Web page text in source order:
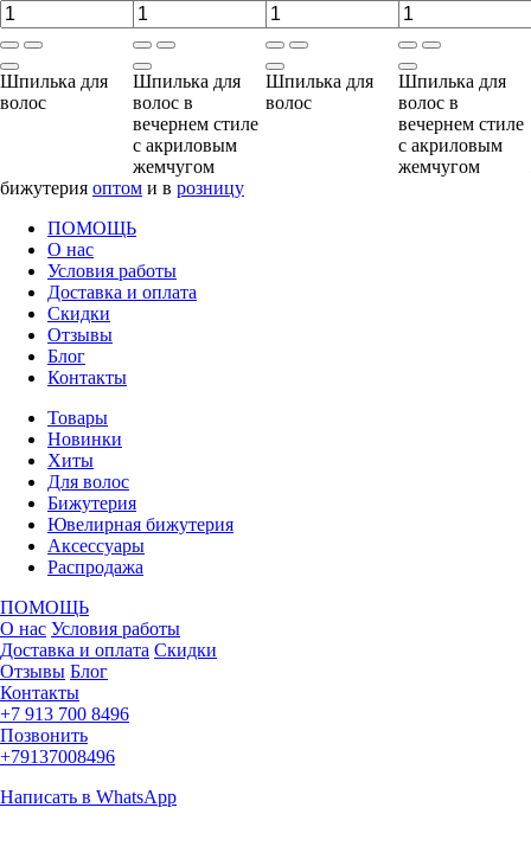
Шпилька для
волос
Шпилька для
волос в
вечернем стиле
с акриловым
жемчугом
Шпилька для
волос
Шпилька для
волос в
вечернем стиле
с акриловым
жемчугом
бижутерия оптом и в розницу
ПОМОЩЬ
О нас
Условия работы
Доставка и оплата
Скидки
Отзывы
Блог
Контакты
Товары
Новинки
Хиты
Для волос
Бижутерия
Ювелирная бижутерия
Аксессуары
Распродажа
ПОМОЩЬ
О нас Условия работы
Доставка и оплата Скидки
Отзывы Блог
Контакты
+7 913 700 8496
Позвонить
+79137008496
Написать в WhatsApp